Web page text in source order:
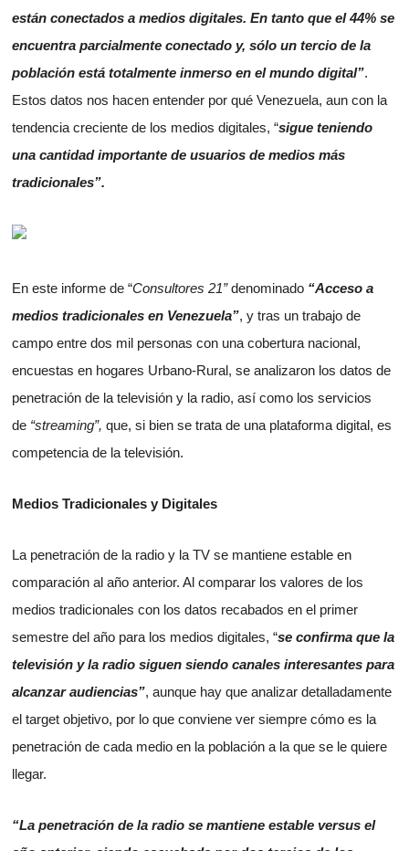
están conectados a medios digitales. En tanto que el 44% se
encuentra parcialmente conectado y, sólo un tercio de la
población está totalmente inmerso en el mundo digital”.
Estos datos nos hacen entender por qué Venezuela, aun con la
tendencia creciente de los medios digitales, “sigue teniendo
una cantidad importante de usuarios de medios más
tradicionales”.
En este informe de “Consultores 21”denominado “Acceso a
medios tradicionales en Venezuela”, y tras un trabajo de
campo entre dos mil personas con una cobertura nacional,
encuestas en hogares Urbano-Rural, se analizaron los datos de
penetración de la televisión y la radio, así como los servicios
de “streaming”, que, si bien se trata de una plataforma digital, es
competencia de la televisión.
Medios Tradicionales y Digitales
La penetración de la radio y la TV se mantiene estable en
comparación al año anterior. Al comparar los valores de los
medios tradicionales con los datos recabados en el primer
semestre del año para los medios digitales, “se confirma que la
televisión y la radio siguen siendo canales interesantes para
alcanzar audiencias”, aunque hay que analizar detalladamente
el target objetivo, por lo que conviene ver siempre cómo es la
penetración de cada medio en la población a la que se le quiere
llegar.
“La penetración de la radio se mantiene estable versus el